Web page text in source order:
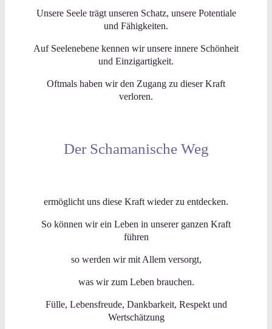
Unsere Seele trägt unseren Schatz, unsere Potentiale
und Fähigkeiten.
Auf Seelenebene kennen wir unsere innere Schönheit
und Einzigartigkeit.
Oftmals haben wir den Zugang zu dieser Kraft
verloren.
Der Schamanische Weg
ermöglicht uns diese Kraft wieder zu entdecken.
So können wir ein Leben in unserer ganzen Kraft
führen
so werden wir mit Allem versorgt,
was wir zum Leben brauchen.
Fülle, Lebensfreude, Dankbarkeit, Respekt und
Wertschätzung